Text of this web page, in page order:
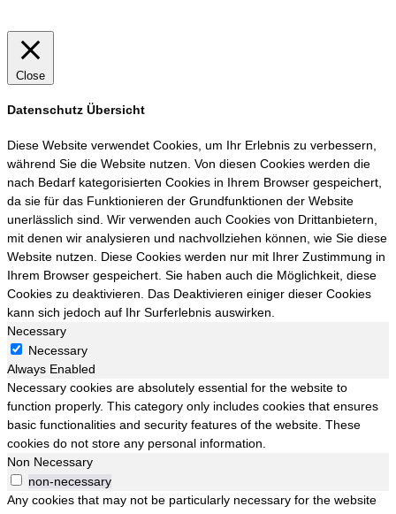
Close
Datenschutz Übersicht
Diese Website verwendet Cookies, um Ihr Erlebnis zu verbessern,
während Sie die Website nutzen. Von diesen Cookies werden die
nach Bedarf kategorisierten Cookies in Ihrem Browser gespeichert,
da sie für das Funktionieren der Grundfunktionen der Website
unerlässlich sind. Wir verwenden auch Cookies von Drittanbietern,
mit denen wir analysieren und nachvollziehen können, wie Sie diese
Website nutzen. Diese Cookies werden nur mit Ihrer Zustimmung in
Ihrem Browser gespeichert. Sie haben auch die Möglichkeit, diese
Cookies zu deaktivieren. Das Deaktivieren einiger dieser Cookies
kann sich jedoch auf Ihr Surferlebnis auswirken.
Necessary
Necessary
Always Enabled
Necessary cookies are absolutely essential for the website to
function properly. This category only includes cookies that ensures
basic functionalities and security features of the website. These
cookies do not store any personal information.
Non Necessary
non-necessary
Any cookies that may not be particularly necessary for the website